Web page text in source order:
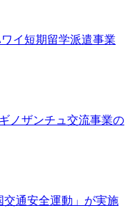
イ短期留学派遣事業
ノザンチュ交流事業の
交通安全運動」が実施